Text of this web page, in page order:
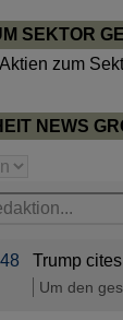
SEKTOR
zum
NEWS
Trump
Um den